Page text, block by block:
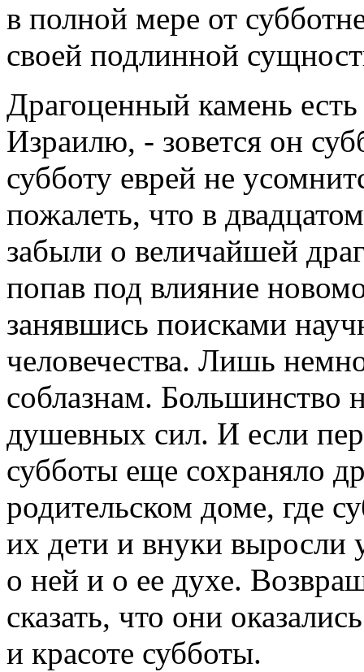
в полной мере от
своей подлинной
Драгоценный камень
Израилю, - зовется он
субботу еврей не
пожалеть, что в
забыли о величайшей
попав под влияние
занявшись поисками
человечества. Лишь
соблазнам. Большинство
душевных сил. И если
субботы еще сохраняло
родительском доме, где
их дети и внуки выросли
о ней и о ее духе.
сказать, что они
и красоте субботы.